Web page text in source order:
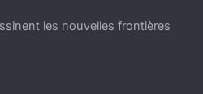
les nouvelles frontières